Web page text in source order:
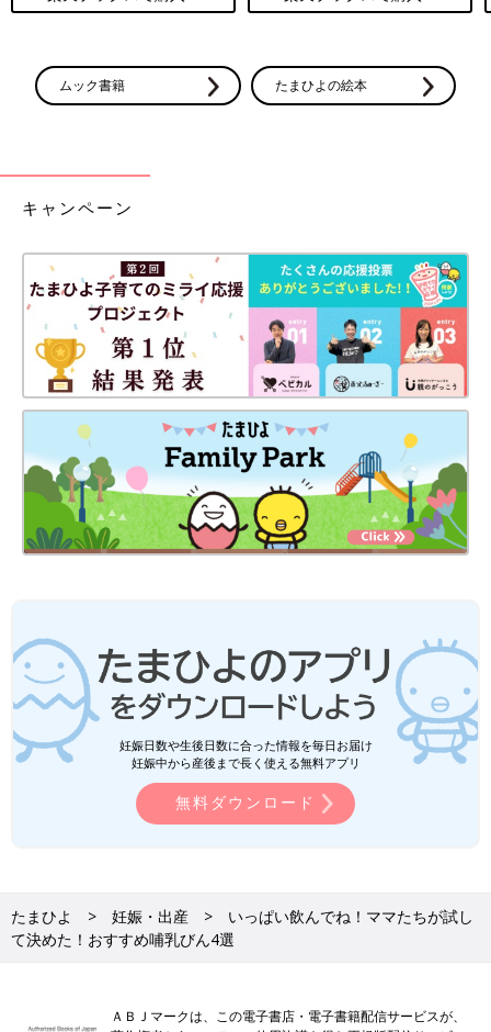
ムック書籍 たまひよの絵本
キャンペーン
妊娠日数や生後日数に合った情報を毎日お届け
妊娠中から産後まで長く使える無料アプリ
無料ダウンロード
たまひよ 妊娠・出産
いっぱい飲んでね！ママたちが試し
て決めた！おすすめ哺乳びん4選
ＡＢＪマークは、この電子書店・電子書籍配信サービスが、